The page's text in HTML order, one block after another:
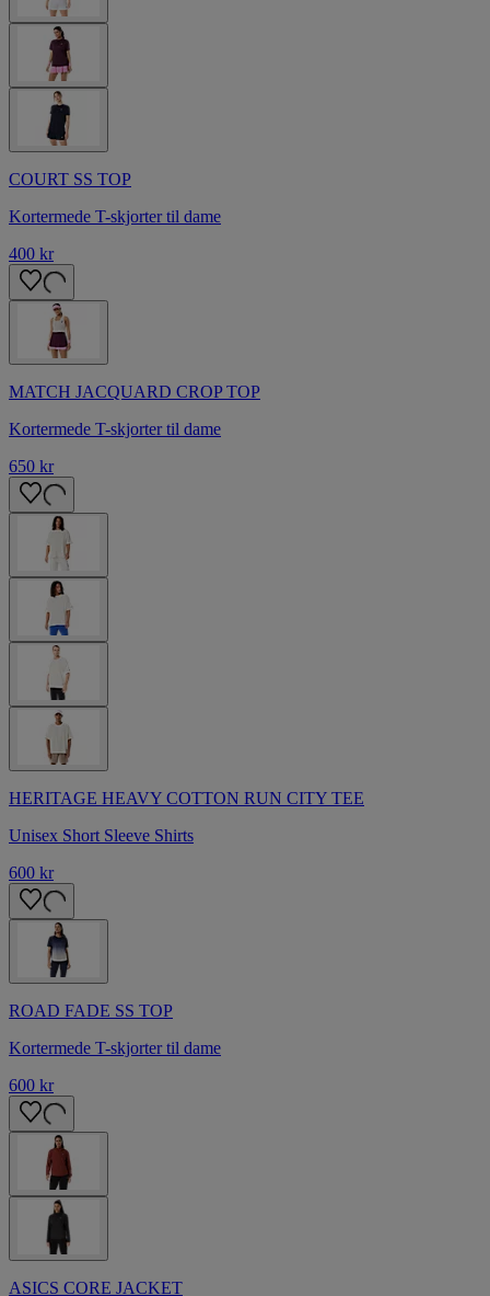
COURT SS TOP
Kortermede T-skjorter til dame
400 kr
MATCH JACQUARD CROP TOP
Kortermede T-skjorter til dame
650 kr
HERITAGE HEAVY COTTON RUN CITY TEE
Unisex Short Sleeve Shirts
600 kr
ROAD FADE SS TOP
Kortermede T-skjorter til dame
600 kr
ASICS CORE JACKET